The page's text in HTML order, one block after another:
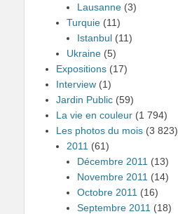
Lausanne (3)
Turquie (11)
Istanbul (11)
Ukraine (5)
Expositions (17)
Interview (1)
Jardin Public (59)
La vie en couleur (1 794)
Les photos du mois (3 823)
2011 (61)
Décembre 2011 (13)
Novembre 2011 (14)
Octobre 2011 (16)
Septembre 2011 (18)